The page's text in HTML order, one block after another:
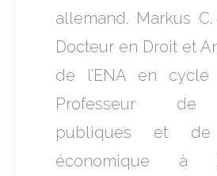
allemand. Markus
Docteur en Droit et
de l’ENA en cycle
Professeur de
publiques et de
économique à